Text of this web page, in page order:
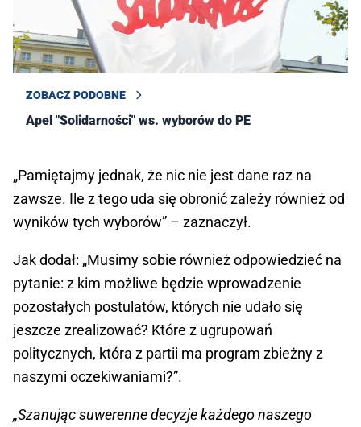
ZOBACZ PODOBNE
Apel "Solidarności" ws. wyborów do PE
„Pamiętajmy jednak, że nic nie jest dane raz na
zawsze. Ile z tego uda się obronić zależy również od
wyników tych wyborów” – zaznaczył.
Jak dodał: „Musimy sobie również odpowiedzieć na
pytanie: z kim możliwe będzie wprowadzenie
pozostałych postulatów, których nie udało się
jeszcze zrealizować? Które z ugrupowań
politycznych, która z partii ma program zbieżny z
naszymi oczekiwaniami?”.
„Szanując suwerenne decyzje każdego naszego